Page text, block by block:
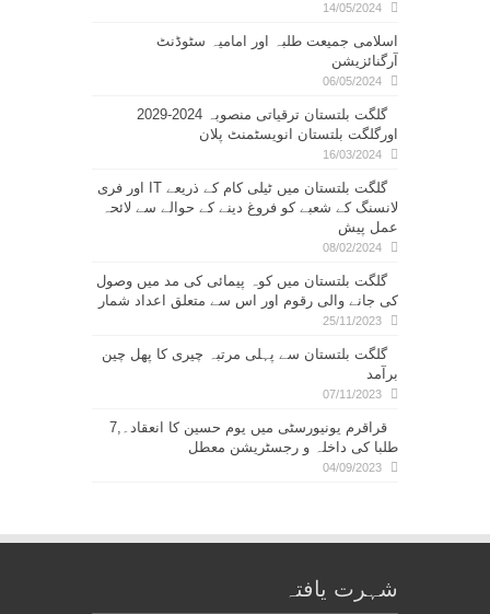
14/05/2024
اسلامی جمیعت طلبہ اور امامیہ سٹوڈنٹ
آرگنائزیشن
06/05/2024
گلگت بلتستان ترقیاتی منصوبہ 2024-2029
اورگلگت بلتستان انویسٹمنٹ پلان
16/03/2024
گلگت بلتستان میں ٹیلی کام کے ذریعے IT اور فری
لانسنگ کے شعبے کو فروغ دینے کے حوالے سے لائحہ
عمل پیش
08/02/2024
گلگت بلتستان میں کوہ پیمائی کی مد میں وصول
کی جانے والی رقوم اور اس سے متعلق اعداد شمار
25/11/2023
گلگت بلتستان سے پہلی مرتبہ چیری کا پھل چین
برآمد
07/11/2023
قراقرم یونیورسٹی میں یوم حسین کا انعقاد۔,7
طلبا کی داخلہ و رجسٹریشن معطل
04/09/2023
شہرت یافتہ